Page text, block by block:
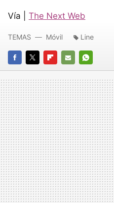
Vía | The Next Web
FACEBOOK
TWITTERFLIPBOARD
E-
MAIL
TEMAS Móvil Line